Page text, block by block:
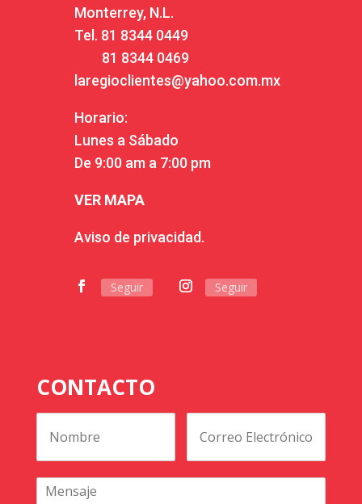
Monterrey, N.L.
Tel. 81 8344 0449
81 8344 0469
laregioclientes@yahoo.com.mx
Horario:
Lunes a Sábado
De 9:00 am a 7:00 pm
VER MAPA
Aviso de privacidad.
Seguir Seguir
CONTACTO